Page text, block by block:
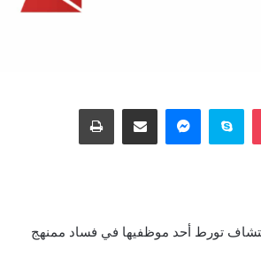
‫Pocketسكايبماسنجرمشاركة عبر البريد طباعة
تورط أحد موظفيها في فساد ممنهج